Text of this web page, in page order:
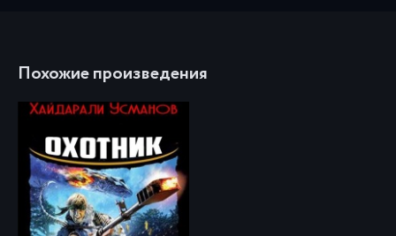
Похожие произведения